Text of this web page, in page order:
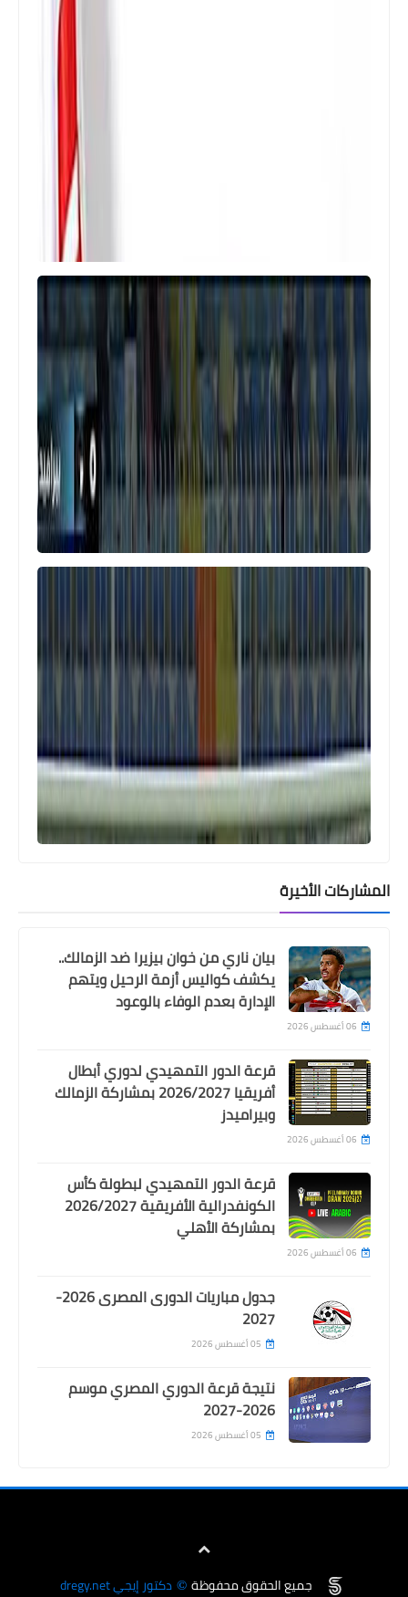
اخبار خفيفة
عودة القوة الضاربة لقائمة النادي الأهلي
لمواجهة نادي زد الهامة في الدوري
اخبار خفيفة
الزمالك يقرر منح ممدوح عباس الرئاسة
المشاركات الأخيرة
بيان ناري من خوان بيزيرا ضد الزمالك..
يكشف كواليس أزمة الرحيل ويتهم
الإدارة بعدم الوفاء بالوعود
06 أغسطس 2026
قرعة الدور التمهيدي لدوري أبطال
أفريقيا 2026/2027 بمشاركة الزمالك
وبيراميدز
06 أغسطس 2026
قرعة الدور التمهيدي لبطولة كأس
الكونفدرالية الأفريقية 2026/2027
بمشاركة الأهلي
06 أغسطس 2026
جدول مباريات الدورى المصرى 2026-
2027
05 أغسطس 2026
نتيجة قرعة الدوري المصري موسم
2026-2027
05 أغسطس 2026
جميع الحقوق محفوظة © دكتور إيجي dregy.net